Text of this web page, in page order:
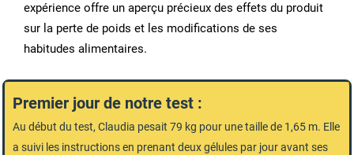
expérience offre un aperçu précieux des effets du produit
sur la perte de poids et les modifications de ses
habitudes alimentaires.
Premier jour de notre test :
Au début du test, Claudia pesait 79 kg pour une taille de 1,65 m. Elle
a suivi les instructions en prenant deux gélules par jour avant ses